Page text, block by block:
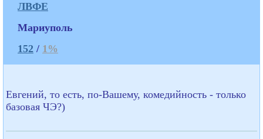
ЛВФЕ
Мариуполь
152 / 1%
Евгений, то есть, по-Вашему, комедийность - только
базовая ЧЭ?)